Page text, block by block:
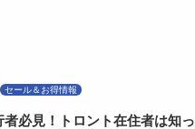
セール＆お得情報
者必見！トロント在住者は知っ